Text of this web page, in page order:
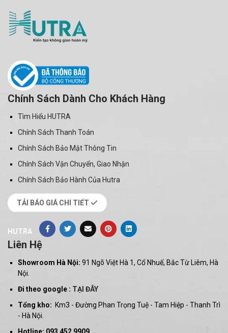
Chính Sách Dành Cho Khách Hàng
Tìm Hiểu HUTRA
Chính Sách Thanh Toán
Chính Sách Bảo Mật Thông Tin
Chính Sách Vận Chuyển, Giao Nhận
Chính Sách Bảo Hành Của Hutra
TẢI BÁO GIÁ CHI TIẾT
HUTRA
Liên Hệ
Showroom Hà Nội: 91 Ngõ Việt Hà 1, Cổ Nhuế, Bắc Từ Liêm, Hà
Nội.
Đi theo google : TẠI ĐÂY
Tổng kho: Km3 - Đường Phan Trọng Tuệ - Tam Hiệp - Thanh Trì
- Hà Nội.